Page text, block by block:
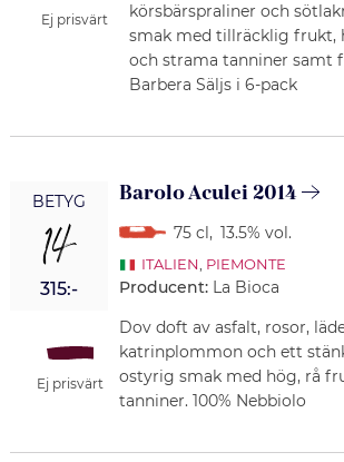
Ej prisvärt
körsbärspraliner och
smak med tillräcklig frukt,
och strama tanniner samt
Barbera Säljs i 6-pack
BETYG
14
315:-
Ej prisvärt
Barolo Aculei 2014
75 cl, 13.5% vol.
ITALIEN PIEMONTE
Producent: La Bioca
Dov doft av asfalt, rosor,
katrinplommon och ett
ostyrig smak med hög, rå
tanniner. 100% Nebbiolo